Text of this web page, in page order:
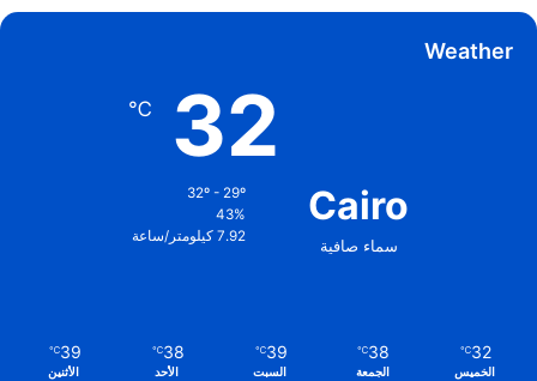
Weather
Cairo
سماء صافية
32
℃
43%
7.92 كيلومتر/ساعة
32
℃
الخميس
38
℃
الجمعة
39
℃
السبت
38
℃
الأحد
39
℃
الأثنين